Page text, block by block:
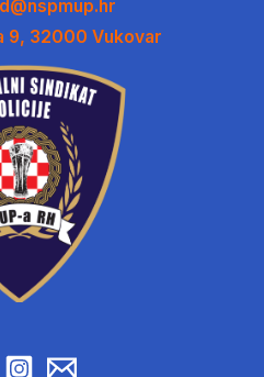
9, 32000 Vukovar